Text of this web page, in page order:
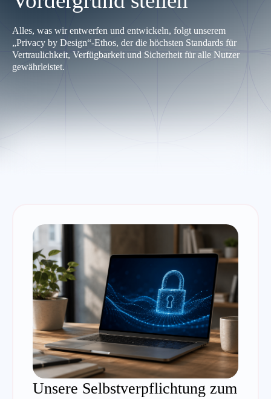
Alles, was wir entwerfen und entwickeln, folgt unserem
„Privacy by Design“-Ethos, der die höchsten Standards für
Vertraulichkeit, Verfügbarkeit und Sicherheit für alle Nutzer
gewährleistet.
Unsere Selbstverpflichtung zum